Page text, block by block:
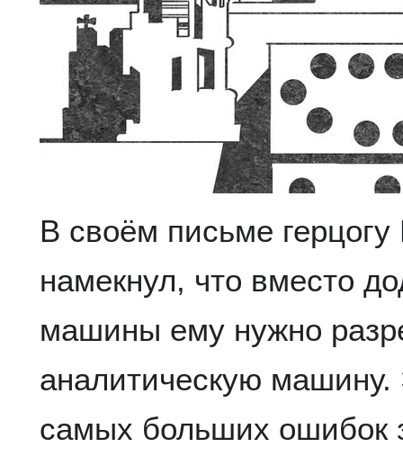
В своём письме
намекнул, что вместо
машины ему нужно
аналитическую машину.
самых больших ошибок